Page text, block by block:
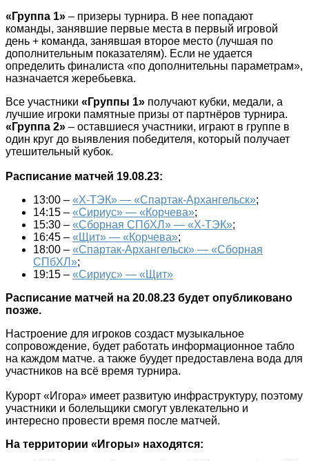
«Группа 1» – призеры турнира. В нее попадают
команды, занявшие первые места в первый игровой
день + команда, занявшая второе место (лучшая по
дополнительным показателям). Если не удается
определить финалиста «по дополнительны параметрам»,
назначается жеребьевка.
Все участники «Группы 1» получают кубки, медали, а
лучшие игроки памятные призы от партнёров турнира.
«Группа 2» – оставшиеся участники, играют в группе в
один круг до выявления победителя, который получает
утешительный кубок.
Расписание матчей 19.08.23:
13:00 – «X-ТЭК» — «Спартак-Архангельск»;
14:15 – «Сириус» — «Корчева»;
15:30 – «Сборная СПбХЛ» — «X-ТЭК»;
16:45 – «Щит» — «Корчева»;
18:00 – «Спартак-Архангельск» — «Сборная
СПбХЛ»;
19:15 – «Сириус» — «Щит»
Расписание матчей на 20.08.23 будет опубликовано
позже.
Настроение для игроков создаст музыкальное
сопровождение, будет работать информационное табло
на каждом матче. а также буудет предоставлена вода для
участников на всё время турнира.
Курорт «Игора» имеет развитую инфраструктуру, поэтому
участники и болельщики смогут увлекательно и
интересно провести время после матчей.
На территории «Игоры» находятся: